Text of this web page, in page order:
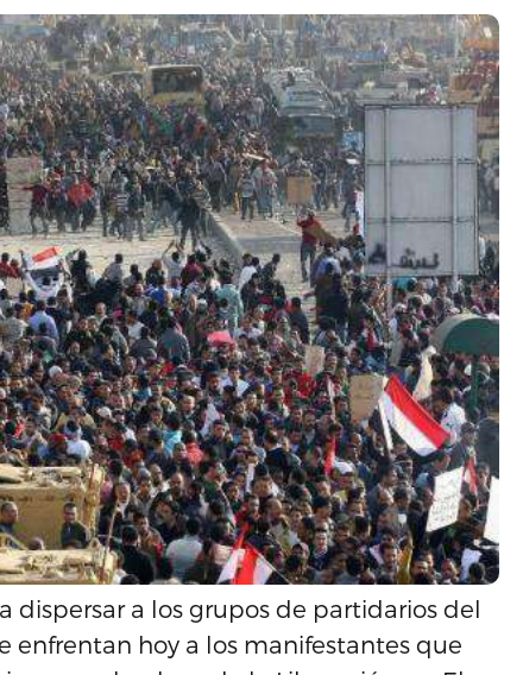
dispersar a los grupos de partidarios del
enfrentan hoy a los manifestantes que